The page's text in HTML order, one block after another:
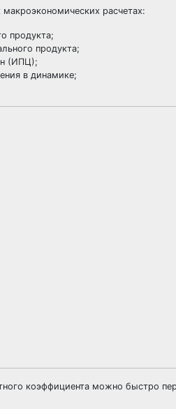
расчетах:
продукта;
продукта;
(ИПЦ);
в динамике;
коэффициента можно быстро